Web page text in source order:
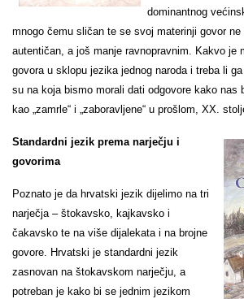
dominantnog
mnogo čemu sličan te se svoj materinji govor
autentičan, a još manje ravnopravnim. Kakvo je
govora u sklopu jezika jednog naroda i treba li
su na koja bismo morali dati odgovore kako nas
kao „zamrle“ i „zaboravljene“ u prošlom, XX.
Standardni jezik prema narječju i
govorima
Poznato je da hrvatski jezik dijelimo na tri
narječja – štokavsko, kajkavsko i
čakavsko te na više dijalekata i na brojne
govore. Hrvatski je standardni jezik
zasnovan na štokavskom narječju, a
potreban je kako bi se jednim jezikom